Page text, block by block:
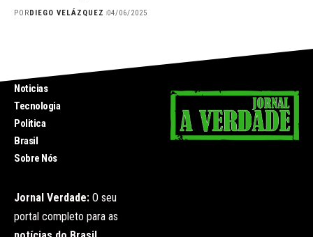
POR DIEGO VELÁZQUEZ 04/06/2025
Noticias
Tecnologia
Politica
Brasil
Sobre Nós
Jornal Verdade: O seu
portal completo para as